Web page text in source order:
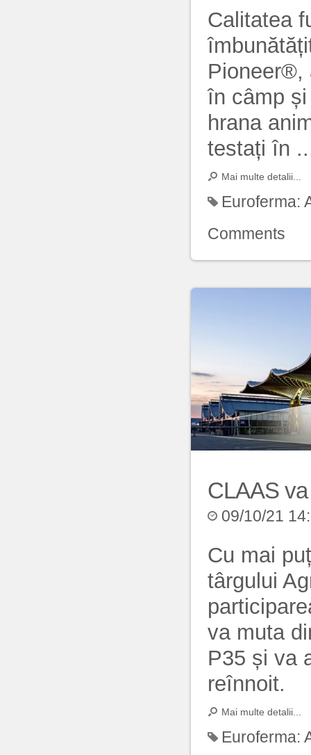
Calitatea
Pioneer®,
în câmp
hrana
testați în
Mai multe detalii...
Euroferma:
Comments
CLAAS
09/10/21
Cu mai
târgului
va muta
P35 și va
reînnoit.
Mai multe detalii...
Euroferma: